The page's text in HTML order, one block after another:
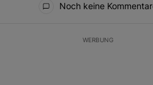
Noch keine
WERBUNG